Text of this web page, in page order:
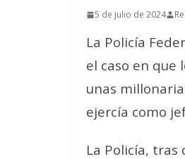
5 de julio de 2024
La Policía
el caso en
unas
ejercía como
La Policía,